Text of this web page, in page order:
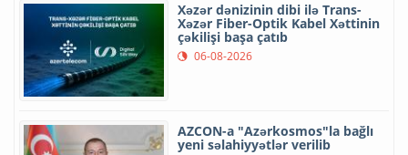
Xəzər dənizinin dibi ilə Trans-
Xəzər Fiber-Optik Kabel Xəttinin
çəkilişi başa çatıb
06-08-2026
AZCON-a "Azərkosmos"la bağlı
yeni səlahiyyətlər verilib